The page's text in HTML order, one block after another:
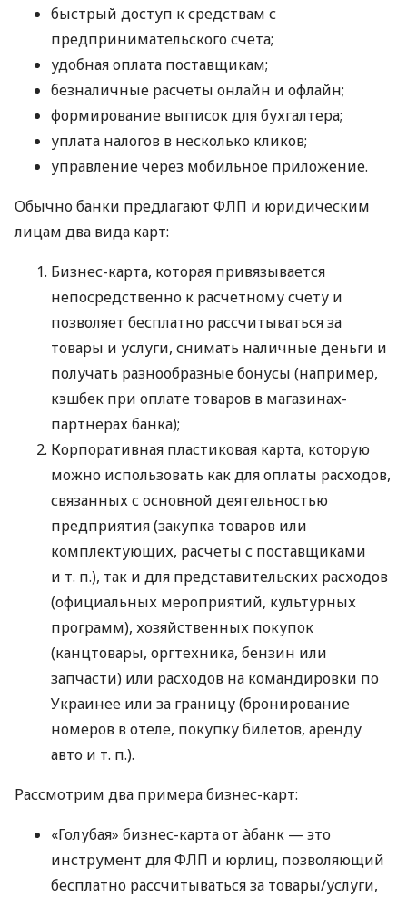
быстрый доступ к средствам с
предпринимательского счета;
удобная оплата поставщикам;
безналичные расчеты онлайн и офлайн;
формирование выписок для бухгалтера;
уплата налогов в несколько кликов;
управление через мобильное приложение.
Обычно банки предлагают ФЛП и юридическим
лицам два вида карт:
Бизнес-карта, которая привязывается
непосредственно к расчетному счету и
позволяет бесплатно рассчитываться за
товары и услуги, снимать наличные деньги и
получать разнообразные бонусы (например,
кэшбек при оплате товаров в магазинах-
партнерах банка);
Корпоративная пластиковая карта, которую
можно использовать как для оплаты расходов,
связанных с основной деятельностью
предприятия (закупка товаров или
комплектующих, расчеты с поставщиками
и т. п.), так и для представительских расходов
(официальных мероприятий, культурных
программ), хозяйственных покупок
(канцтовары, оргтехника, бензин или
запчасти) или расходов на командировки по
Украинее или за границу (бронирование
номеров в отеле, покупку билетов, аренду
авто и т. п.).
Рассмотрим два примера бизнес-карт:
«Голубая» бизнес-карта от àбанк — это
инструмент для ФЛП и юрлиц, позволяющий
бесплатно рассчитываться за товары/услуги,